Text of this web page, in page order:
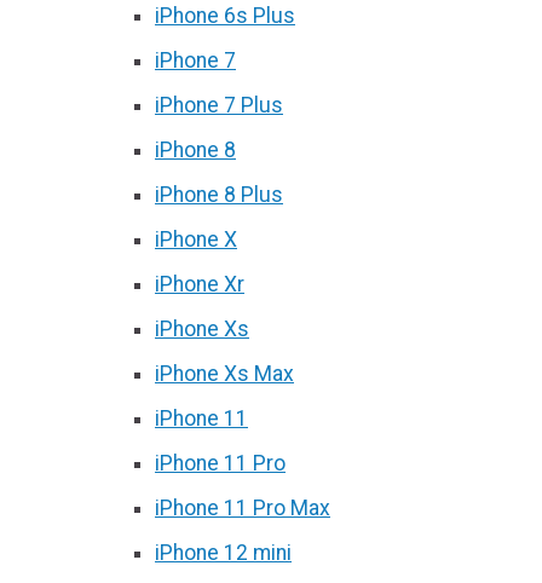
iPhone 6s Plus
iPhone 7
iPhone 7 Plus
iPhone 8
iPhone 8 Plus
iPhone X
iPhone Xr
iPhone Xs
iPhone Xs Max
iPhone 11
iPhone 11 Pro
iPhone 11 Pro Max
iPhone 12 mini